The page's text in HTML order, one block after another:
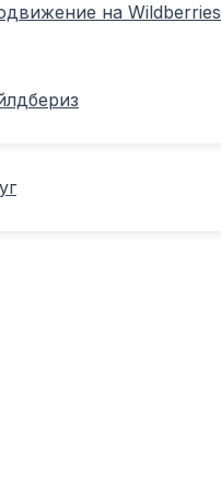
на Wildberries